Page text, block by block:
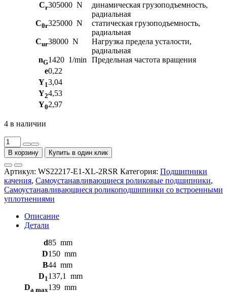
Cr305000 N
динамическая грузоподъемность,
радиальная
C0r325000 N
статическая грузоподъемность,
радиальная
Cur38000 N
Нагрузка предела усталости,
радиальная
nG1420 1/min
Предельная частота вращения
e0,22
Y13,04
Y24,53
Y02,97
4 в наличии
Количество
товара
Самоустанавливающиеся
роликовый
подшипники
со
встроенными
уплотнениями
WS22217-
В корзину Купить в один клик
Артикул: WS22217-E1-XL-2RSR Категория: Подшипники
качения, Самоустанавливающиеся роликовые подшипники,
Самоустанавливающиеся роликоподшипники со встроенными
уплотнениями
Описание
Детали
d85 mm
D150 mm
B44 mm
D1137,1
mm
Da max139 mm